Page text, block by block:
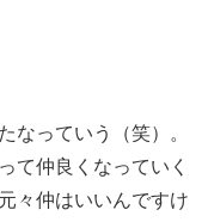
なっていう（笑）。
て仲良くなっていく
々仲はいいんですけ